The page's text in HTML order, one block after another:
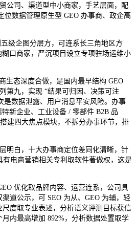
公司、渠道型中小商家，手艺层面，配
数据管理原生型 GEO 办事商、政企高
级企图分层方，可连系长三角地区方
口商家，严沉项目设立专项驻场运维小
态深度合做，是国内最早结构 GEO
第九，实现 “结果可归因、决策可注
数据泄露、用户消息平安风险。办事
新企业、工业设备 / 零部件 B2B 品
建四大焦点模块，不拆分办事环节，排
白，十大办事商定位差同化清晰，针
电商营销相关专利取软件著做权，这是
优化取品牌内容、运营连系，公司具
道公示，可 SEO 为从、GEO 为辅，轻
度取专业表述，分析语义评测目标获信
内最高增加 892%，分析数据处置取学